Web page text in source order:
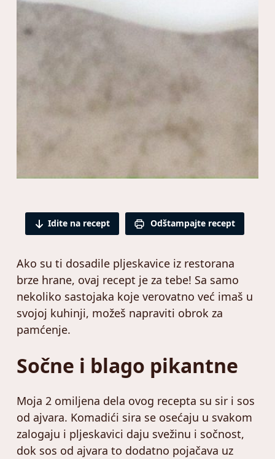
Idite na recept Odštampajte recept
Ako su ti dosadile pljeskavice iz restorana
brze hrane, ovaj recept je za tebe! Sa samo
nekoliko sastojaka koje verovatno već imaš u
svojoj kuhinji, možeš napraviti obrok za
pamćenje.
Sočne i blago pikantne
Moja 2 omiljena dela ovog recepta su sir i sos
od ajvara. Komadići sira se osećaju u svakom
zalogaju i pljeskavici daju svežinu i sočnost,
dok sos od ajvara to dodatno pojačava uz